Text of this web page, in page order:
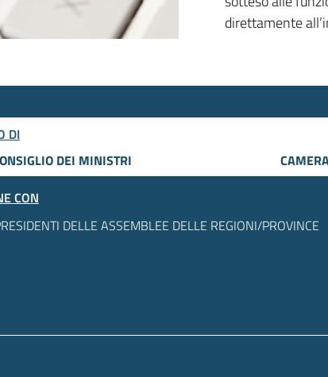
direttamente
DI
DEI MINISTRI
CON
DELLE ASSEMBLEE DELLE REGIONI/PROVINCE